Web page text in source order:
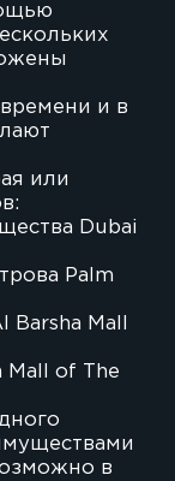
и в
или
Dubai
Palm
Barsha Mall
Mall of The
в